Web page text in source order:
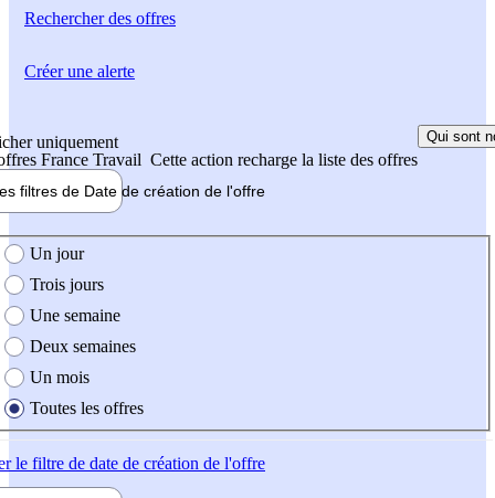
Rechercherdes offres
uniquement
France Travail Cette action recharge la liste des offres
Qui sont
filtres de Date de création de l'offre
création de l'offre
Un jour
Trois jours
Une semaine
Deux semaines
Un mois
Toutes les offres
le filtre de date de création de l'offre
Créer une alerte